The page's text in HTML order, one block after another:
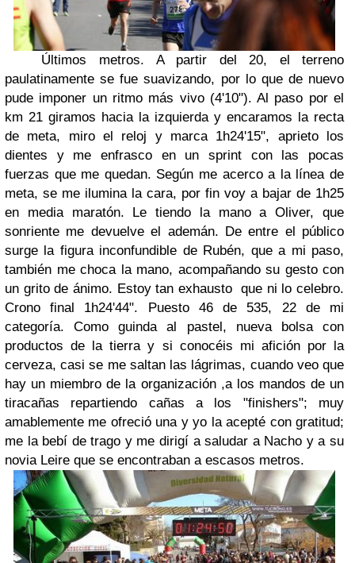
Últimos metros. A partir del 20, el terreno
paulatinamente se fue suavizando, por lo que de nuevo
pude imponer un ritmo más vivo (4'10"). Al paso por el
km 21 giramos hacia la izquierda y encaramos la recta
de meta, miro el reloj y marca 1h24'15", aprieto los
dientes y me enfrasco en un sprint con las pocas
fuerzas que me quedan. Según me acerco a la línea de
meta, se me ilumina la cara, por fin voy a bajar de 1h25
en media maratón. Le tiendo la mano a Oliver, que
sonriente me devuelve el ademán. De entre el público
surge la figura inconfundible de Rubén, que a mi paso,
también me choca la mano, acompañando su gesto con
un grito de ánimo. Estoy tan exhausto que ni lo celebro.
Crono final 1h24'44". Puesto 46 de 535, 22 de mi
categoría. Como guinda al pastel, nueva bolsa con
productos de la tierra y si conocéis mi afición por la
cerveza, casi se me saltan las lágrimas, cuando veo que
hay un miembro de la organización ,a los mandos de un
tiracañas repartiendo cañas a los "finishers"; muy
amablemente me ofreció una y yo la acepté con gratitud;
me la bebí de trago y me dirigí a saludar a Nacho y a su
novia Leire que se encontraban a escasos metros.